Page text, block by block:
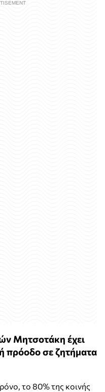
Μητσοτάκη έχει
πρόοδο σε ζητήματα
το 80% της κοινής